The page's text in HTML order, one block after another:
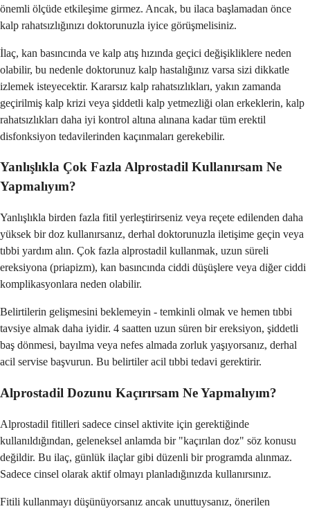
önemli ölçüde etkileşime girmez. Ancak, bu ilaca başlamadan önce
kalp rahatsızlığınızı doktorunuzla iyice görüşmelisiniz.
İlaç, kan basıncında ve kalp atış hızında geçici değişikliklere neden
olabilir, bu nedenle doktorunuz kalp hastalığınız varsa sizi dikkatle
izlemek isteyecektir. Kararsız kalp rahatsızlıkları, yakın zamanda
geçirilmiş kalp krizi veya şiddetli kalp yetmezliği olan erkeklerin, kalp
rahatsızlıkları daha iyi kontrol altına alınana kadar tüm erektil
disfonksiyon tedavilerinden kaçınmaları gerekebilir.
Yanlışlıkla Çok Fazla Alprostadil Kullanırsam Ne
Yapmalıyım?
Yanlışlıkla birden fazla fitil yerleştirirseniz veya reçete edilenden daha
yüksek bir doz kullanırsanız, derhal doktorunuzla iletişime geçin veya
tıbbi yardım alın. Çok fazla alprostadil kullanmak, uzun süreli
ereksiyona (priapizm), kan basıncında ciddi düşüşlere veya diğer ciddi
komplikasyonlara neden olabilir.
Belirtilerin gelişmesini beklemeyin - temkinli olmak ve hemen tıbbi
tavsiye almak daha iyidir. 4 saatten uzun süren bir ereksiyon, şiddetli
baş dönmesi, bayılma veya nefes almada zorluk yaşıyorsanız, derhal
acil servise başvurun. Bu belirtiler acil tıbbi tedavi gerektirir.
Alprostadil Dozunu Kaçırırsam Ne Yapmalıyım?
Alprostadil fitilleri sadece cinsel aktivite için gerektiğinde
kullanıldığından, geleneksel anlamda bir "kaçırılan doz" söz konusu
değildir. Bu ilaç, günlük ilaçlar gibi düzenli bir programda alınmaz.
Sadece cinsel olarak aktif olmayı planladığınızda kullanırsınız.
Fitili kullanmayı düşünüyorsanız ancak unuttuysanız, önerilen